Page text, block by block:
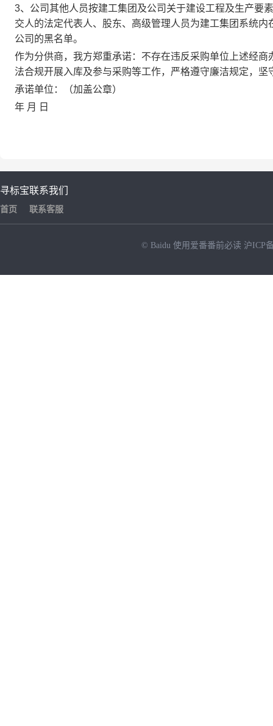
3、公司其他人员按建工集团及公司关于建设工程及生产要
交人的法定代表人、股东、高级管理人员为建工集团系统
公司的黑名单。
作为分供商，我方郑重承诺：不存在违反采购单位 上述经
法合规开展入库及参与采购等工作，严格遵守廉洁规定，
承诺单位：（加盖公章）
年 月 日
寻标宝
首页
联系我们
联系客服
© Baidu 使用爱番番前必读 沪ICP